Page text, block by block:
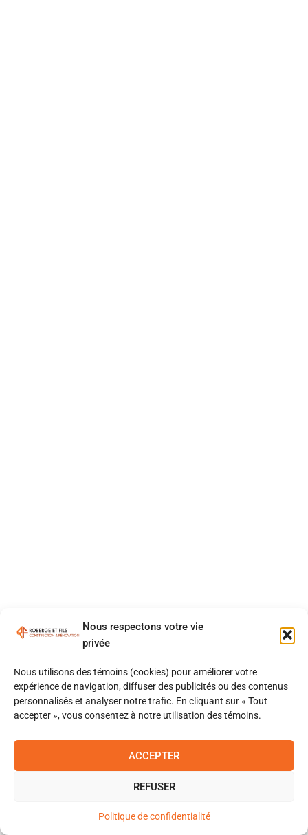
Nous respectons votre vie
privée
Nous utilisons des témoins (cookies) pour améliorer votre
expérience de navigation, diffuser des publicités ou des contenus
personnalisés et analyser notre trafic. En cliquant sur « Tout
accepter », vous consentez à notre utilisation des témoins.
ACCEPTER
REFUSER
Politique de confidentialité